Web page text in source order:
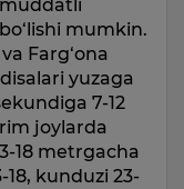
mumkin.
Farg‘ona
yuzaga
7-12
joylarda
18 metrgacha
kunduzi 23-